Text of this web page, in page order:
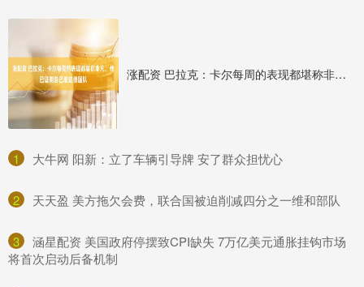
涨配资 巴拉克：卡尔每周的表现都堪称非凡，他已证明自己能进德国队
1 ​大牛网 阳新：立了车辆引导牌 安了群众担忧心
2 ​天天盈 美方拖欠会费，联合国被迫削减四分之一维和部队
3
​涵星配资 美国政府停摆致CPI缺失 7万亿美元通胀挂钩市场
将首次启动后备机制